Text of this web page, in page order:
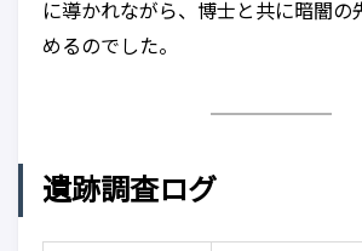
に導かれながら、博士と共に暗闇の
めるのでした。
遺跡調査ログ